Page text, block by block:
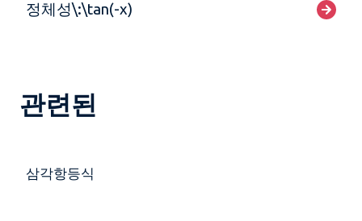
정체성\:\tan(-x)
관련된
삼각항등식